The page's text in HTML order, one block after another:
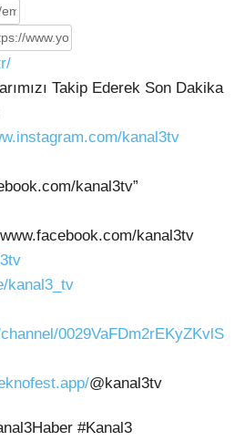
Takip Ederek Son Dakika
kanal3tv
kanal3tv”
kanal3tv
kanal3_tv
0029VaFDm2rEKyZKvlS
@kanal3tv
#Kanal3